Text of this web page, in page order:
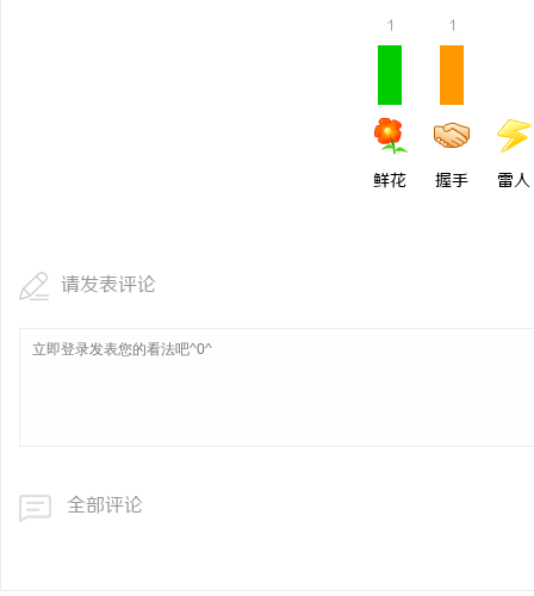
1
鲜花
1
握手 雷人
请发表评论
全部评论